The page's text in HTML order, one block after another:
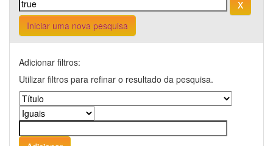
Iniciar uma nova pesquisa
Adicionar filtros:
Utilizar filtros para refinar o resultado da pesquisa.